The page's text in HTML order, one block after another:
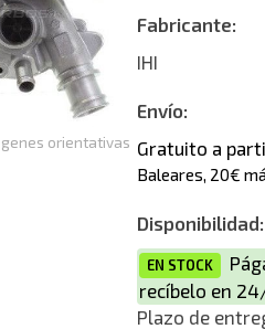
Fabricante:
IHI
Envío:
Gratuito a
Baleares, 20€
Disponibilidad:
EN STOCK
recíbelo en
Plazo de
orientativas